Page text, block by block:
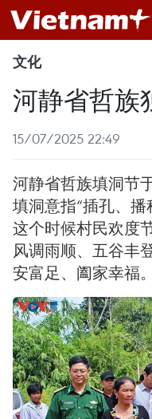
文化
河静省哲族
15/07/2025 22:49
河静省哲族填洞节
填洞意指“插孔、播
这个时候村民欢度
风调雨顺、五谷丰
安富足、阖家幸福。